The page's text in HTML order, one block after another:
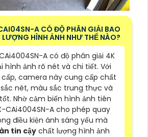
A CÓ ĐỘ PHÂN GIẢI BAO
LƯỢNG HÌNH ẢNH NHƯ THẾ NÀO?
A có độ phân giải 4K
hình ảnh rõ nét và chi tiết. Với
camera này cung cấp chất
nét, màu sắc trung thực và
Nhờ cảm biến hình ảnh tiên
CAi4004SN-A cho phép quay
điều kiện ánh sáng yếu mà
tin cậy chất lượng hình ảnh